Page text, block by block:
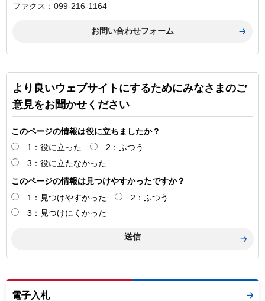
ファクス：099-216-1164
より良いウェブサイトにするためにみなさまのご
意見をお聞かせください
このページの情報は役に立ちましたか？
1：役に立った
2：ふつう
3：役に立たなかった
このページの情報は見つけやすかったですか？
1：見つけやすかった
2：ふつう
3：見つけにくかった
電子入札